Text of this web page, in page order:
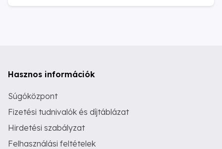
Hasznos információk
Súgóközpont
Fizetési tudnivalók és díjtáblázat
Hirdetési szabályzat
Felhasználási feltételek